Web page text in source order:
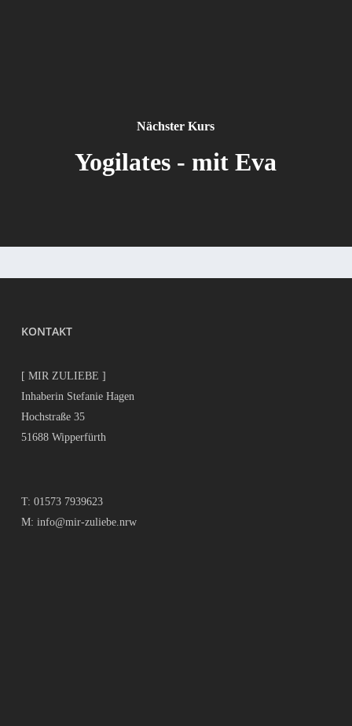
Nächster Kurs
Yogilates - mit Eva
KONTAKT
[ MIR ZULIEBE ]
Inhaberin Stefanie Hagen
Hochstraße 35
51688 Wipperfürth
T: 01573 7939623
M: info@mir-zuliebe.nrw